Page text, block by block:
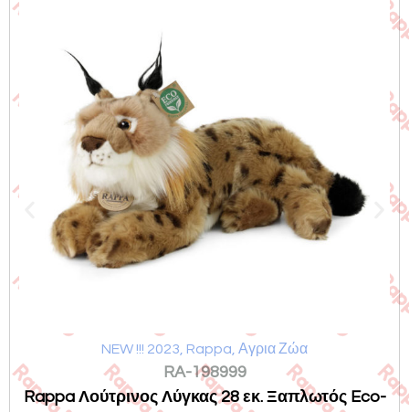
NEW !!! 2023, Rappa, Αγρια Ζώα
RA-198999
Rappa Λούτρινος Λύγκας 28 εκ. Ξαπλωτός Eco-